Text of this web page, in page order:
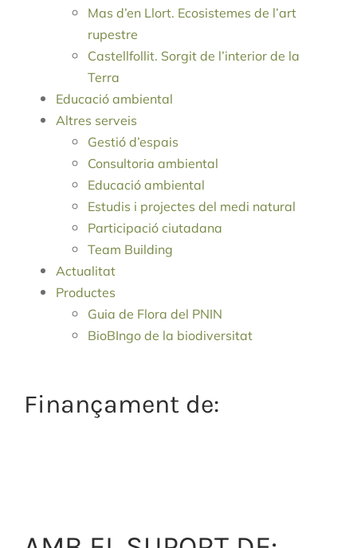
Mas d’en Llort. Ecosistemes de l’art
rupestre
Castellfollit. Sorgit de l’interior de la
Terra
Educació ambiental
Altres serveis
Gestió d’espais
Consultoria ambiental
Educació ambiental
Estudis i projectes del medi natural
Participació ciutadana
Team Building
Actualitat
Productes
Guia de Flora del PNIN
BioBIngo de la biodiversitat
Finançament de: